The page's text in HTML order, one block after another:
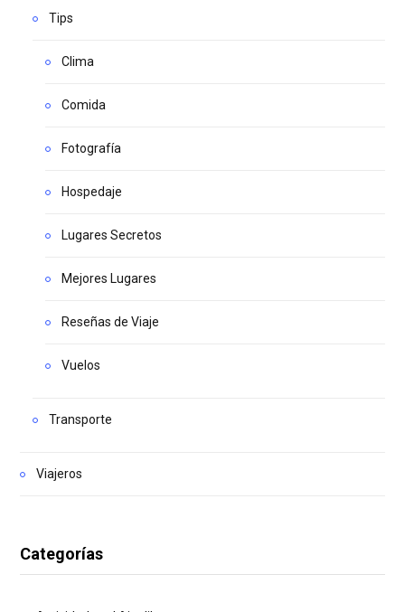
Tips
Clima
Comida
Fotografía
Hospedaje
Lugares Secretos
Mejores Lugares
Reseñas de Viaje
Vuelos
Transporte
Viajeros
Categorías